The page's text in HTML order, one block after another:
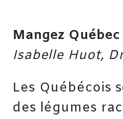
Mangez Québec
Isabelle Huot,
Les Québécois
des légumes